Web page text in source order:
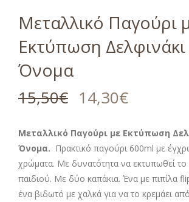
Μεταλλικό Παγούρι
Εκτύπωση Δελφινάκι
Όνομα
15,50€ 14,30€
Μεταλλικό Παγούρι με Εκτύπωση
Όνομα. Πρακτικό παγούρι 600ml με
χρώματα. Με δυνατότητα να εκτυπωθεί
παιδιού. Με δύο καπάκια. Ένα με πιπίλα
ένα βιδωτό με χαλκά για να το κρεμάει